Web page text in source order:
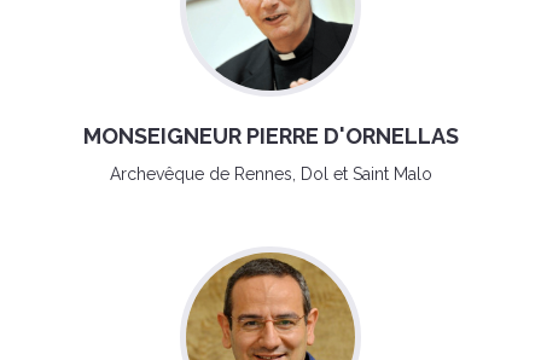
MONSEIGNEUR PIERRE D'ORNELLAS
Archevêque de Rennes, Dol et Saint Malo